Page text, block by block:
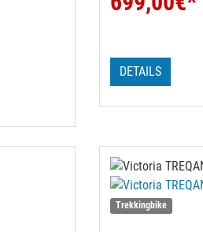
DETAILS
Trekkingbike